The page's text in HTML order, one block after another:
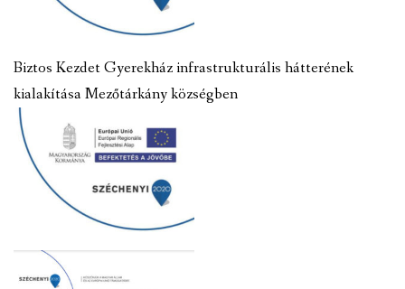
Biztos Kezdet Gyerekház infrastrukturális hátterének
kialakítása Mezőtárkány községben